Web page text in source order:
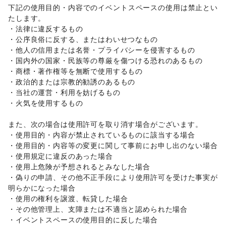
園芸・ガーデニング/花・盆栽・ドライフラワー/
犬・猫・ペット
その他インテリア・生活雑貨
生活サービス
携帯キャリア・格安SIM/インターネット・プロバイダ
電気・ガス/ハウスクリーニング・家事代行/定期宅配/
リサイクル雑貨・古本/買取査定・金券/
ギフト・プレゼント/冠婚葬祭/ 資格・習い事
住宅（購入・賃貸）/たばこ/修理・メンテナンス
就職・転職・求人 /その他生活サービス
金融サービス
不動産投資/その他金融サービス
子育て・教育
ベビー用品/ランドセル/学習教材・通信教育/
子供向け教室・レッスン/塾・家庭教師
その他子育て・教育
美容・健康・医療
ジム・フィットネス
美容・コスメ・香水/ヘアケア・シャンプー
ヘアサロン・ネイルサロン/マッサージ・整体/
エステ・美容サービス/健康食品・サプリメント
下記の使用目的・内容でのイベントスペースの使用は禁止とい
たします。
・法律に違反するもの
・公序良俗に反する、またはわいせつなもの
・他人の信用または名誉・プライバシーを侵害するもの
・国内外の国家・民族等の尊厳を傷つける恐れのあるもの
・商標・著作権等を無断で使用するもの
・政治的または宗教的勧誘のあるもの
・当社の運営・利用を妨げるもの
・火気を使用するもの
また、次の場合は使用許可を取り消す場合がございます。
・使用目的・内容が禁止されているものに該当する場合
・使用目的・内容等の変更に関して事前にお申し出のない場合
・使用規定に違反のあった場合
・使用上危険が予想されるとみなした場合
・偽りの申請、その他不正手段により使用許可を受けた事実が
明らかになった場合
・使用の権利を譲渡、転貸した場合
・その他管理上、支障または不適当と認められた場合
・イベントスペースの使用目的に反した場合